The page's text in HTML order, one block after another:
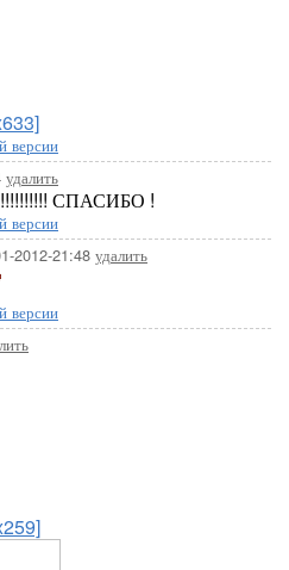
версии
удалить
СПАСИБО !
версии
2012-21:48 удалить
версии